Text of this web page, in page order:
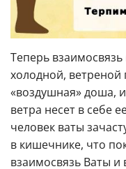
Теперь
холодной, ветреной
«воздушная» доша,
ветра несет в себе
человек ваты
в кишечнике, что
взаимосвязь Ваты и